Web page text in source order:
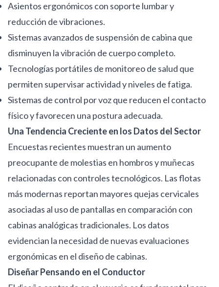
Asientos ergonómicos con soporte lumbar y
reducción de vibraciones.
Sistemas avanzados de suspensión de cabina que
disminuyen la vibración de cuerpo completo.
Tecnologías portátiles de monitoreo de salud que
permiten supervisar actividad y niveles de fatiga.
Sistemas de control por voz que reducen el contacto
físico y favorecen una postura adecuada.
Una Tendencia Creciente en los Datos del Sector
Encuestas recientes muestran un aumento
preocupante de molestias en hombros y muñecas
relacionadas con controles tecnológicos. Las flotas
más modernas reportan mayores quejas cervicales
asociadas al uso de pantallas en comparación con
cabinas analógicas tradicionales. Los datos
evidencian la necesidad de nuevas evaluaciones
ergonómicas en el diseño de cabinas.
Diseñar Pensando en el Conductor